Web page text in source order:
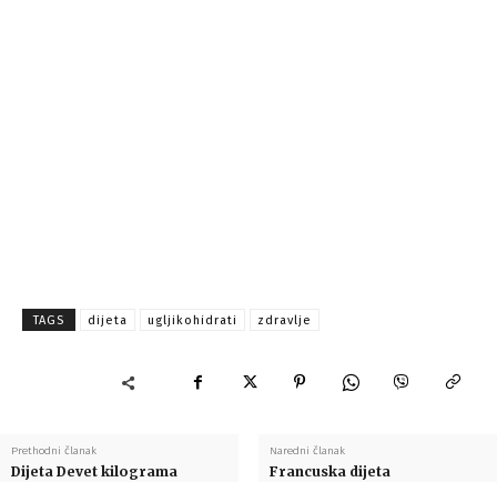
TAGS dijeta ugljikohidrati zdravlje
Prethodni članak
Dijeta Devet kilograma
Naredni članak
Francuska dijeta